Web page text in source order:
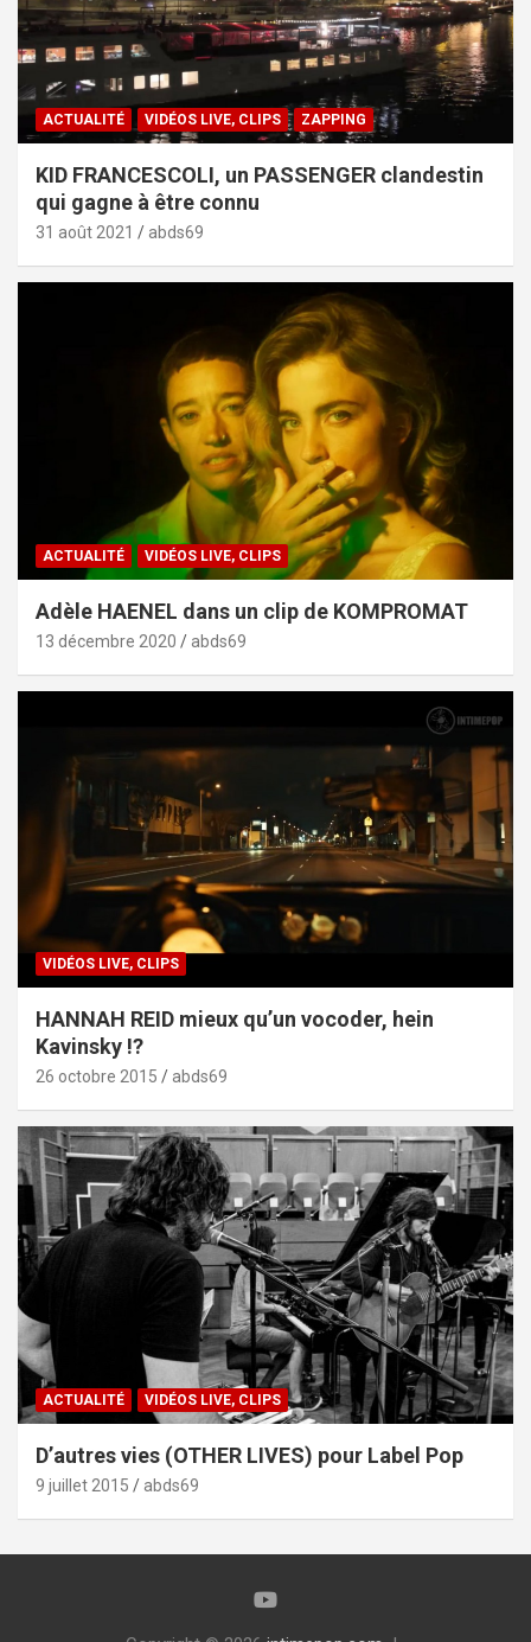
ACTUALITÉ VIDÉOS LIVE, CLIPS ZAPPING
KID FRANCESCOLI, un PASSENGER clandestin
qui gagne à être connu
31 août 2021 abds69
ACTUALITÉ VIDÉOS LIVE, CLIPS
Adèle HAENEL dans un clip de KOMPROMAT
13 décembre 2020 abds69
VIDÉOS LIVE, CLIPS
HANNAH REID mieux qu’un vocoder, hein
Kavinsky !?
26 octobre 2015 abds69
ACTUALITÉ VIDÉOS LIVE, CLIPS
D’autres vies (OTHER LIVES) pour Label Pop
9 juillet 2015 abds69